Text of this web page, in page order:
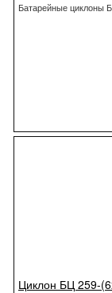
Батарейные циклоны
Циклон БЦ 259-